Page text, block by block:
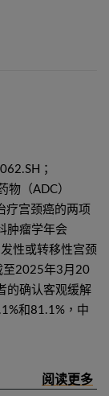
；
（ADC）
疗宫颈癌的两项
肿瘤学年会
性或转移性宫颈
至2025年3月20
的确认客观缓解
和81.1%，中